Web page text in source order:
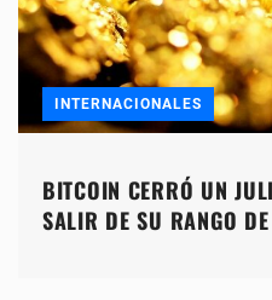
INTERNACIONALES
BITCOIN CERRÓ UN
SALIR DE SU RANGO